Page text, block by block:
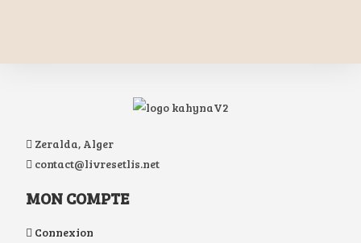
Zeralda, Alger
contact@livresetlis.net
MON COMPTE
Connexion